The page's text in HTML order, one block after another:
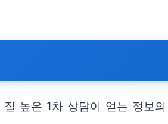
높은 1차 상담이 얻는 정보